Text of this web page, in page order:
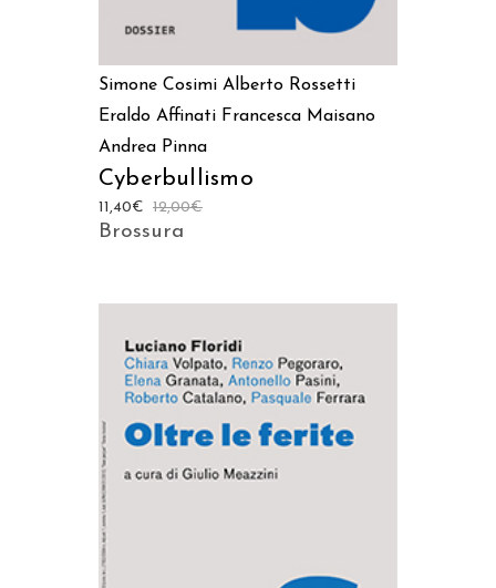
Simone Cosimi Alberto Rossetti
Eraldo Affinati Francesca Maisano
Andrea Pinna
Cyberbullismo
12,00€
11,40€
Brossura